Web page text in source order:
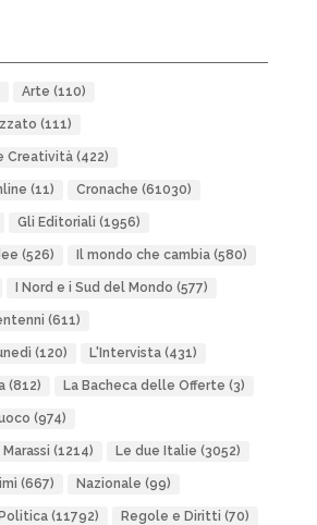
Arte (110)
(111)
Creatività(422)
(11) Cronache (61030)
Gli Editoriali (1956)
(526) Il mondo che cambia(580)
I Nord e i Sud del Mondo (577)
(611)
(120) L'Intervista(431)
(812) La Bacheca delle Offerte (3)
(974)
(1214) Le due Italie (3052)
(667) Nazionale (99)
Politica(11792) Regole e Diritti (70)